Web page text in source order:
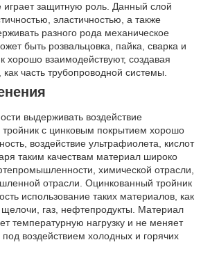
играет защитную роль. Данный слой
эластичностью, а также
разного рода механическое
быть розвальцовка, пайка, сварка и
хорошо взаимодействуют, создавая
часть трубопроводной системы.
выдерживать воздействие
тройник с цинковым покрытием хорошо
воздействие ультрафиолета, кислот
таким качествам материал широко
химической отрасли,
отрасли. Оцинкованный тройник
использование таких материалов, как
щелочи, газ, нефтепродукты. Материал
температурную нагрузку и не меняет
под воздействием холодных и горячих